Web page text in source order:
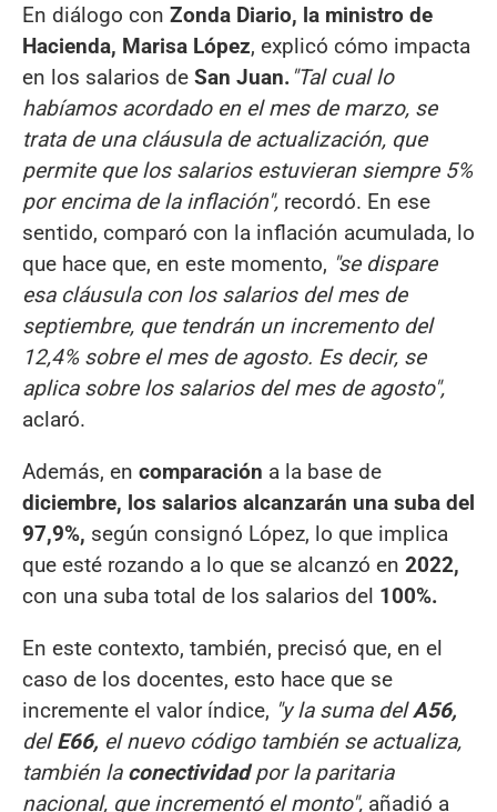
En diálogo con Zonda Diario, la ministro de
Hacienda, Marisa López, explicó cómo impacta
en los salarios de San Juan. "Tal cual lo
habíamos acordado en el mes de marzo, se
trata de una cláusula de actualización, que
permite que los salarios estuvieran siempre 5%
por encima de la inflación", recordó. En ese
sentido, comparó con la inflación acumulada, lo
que hace que, en este momento, "se dispare
esa cláusula con los salarios del mes de
septiembre, que tendrán un incremento del
12,4% sobre el mes de agosto. Es decir, se
aplica sobre los salarios del mes de agosto",
aclaró.
Además, en comparación a la base de
diciembre, los salarios alcanzarán una suba del
97,9%, según consignó López, lo que implica
que esté rozando a lo que se alcanzó en 2022,
con una suba total de los salarios del 100%.
En este contexto, también, precisó que, en el
caso de los docentes, esto hace que se
incremente el valor índice, "y la suma delA56,
delE66, el nuevo código también se actualiza,
también la conectividadpor la paritaria
nacional, que incrementó el monto", añadió a